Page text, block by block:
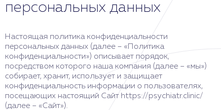
персональных данных
Настоящая политика конфиденциальности
персональных данных (далее – «Политика
конфиденциальности») описывает порядок,
посредством которого наша компания (далее – «мы»)
собирает, хранит, использует и защищает
конфиденциальность информации о пользователях,
посещающих настоящий Сайт https://psychiatr.clinic/
(далее – «Сайт»).